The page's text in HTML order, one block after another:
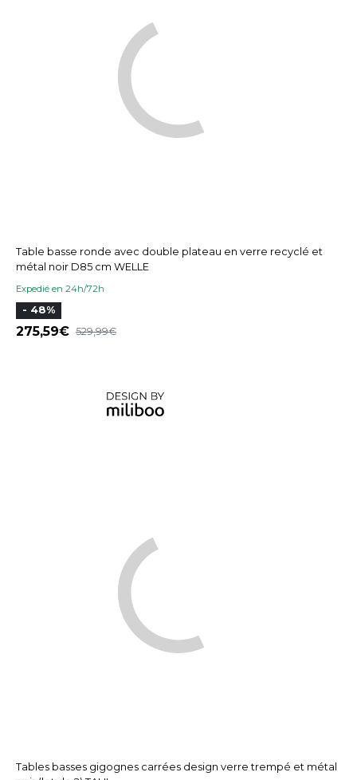
Table basse ronde avec double plateau en verre recyclé et
métal noir D85 cm WELLE
Expedié en 24h/72h
- 48%
275,59 529,99
Tables basses gigognes carrées design verre trempé et métal